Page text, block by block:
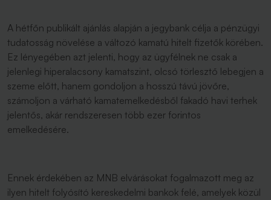
A hétfőn publikált ajánlás alapján a jegybank célja a pénzügyi
tudatosság növelése a változó kamatú hitelt fizetők körében.
Ez lényegében azt jelenti, hogy az ügyfélnek ne csak a
jelenlegi hiperalacsony kamatszint, olcsó törlesztő lebegjen a
szeme előtt, hanem gondoljon a hosszú távú jövőre,
számoljon a várható kamatemelkedésből fakadó havi terhek
jelentős, akár rendszeresen több ezer forintos
emelkedésére.
Ennek érdekében az MNB elvárásokat fogalmazott meg az
ilyen hitelt folyósító kereskedelmi bankok felé, amelyek közül